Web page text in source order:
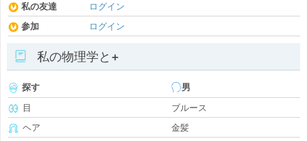
私の友達
ログイン
参加
ログイン
私の物理学と+
探す
男
目
ブルース
ヘア
金髪